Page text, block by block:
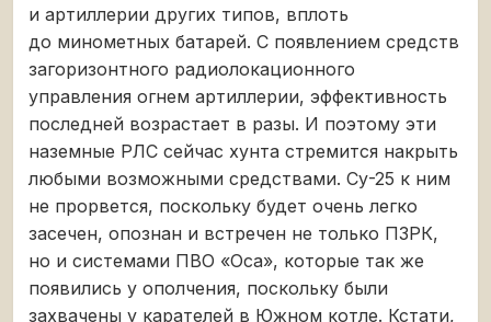
и артиллерии других типов, вплоть
до минометных батарей. С появлением средств
загоризонтного радиолокационного
управления огнем артиллерии, эффективность
последней возрастает в разы. И поэтому эти
наземные РЛС сейчас хунта стремится накрыть
любыми возможными средствами. Су-25 к ним
не прорвется, поскольку будет очень легко
засечен, опознан и встречен не только ПЗРК,
но и системами ПВО «Оса», которые так же
появились у ополчения, поскольку были
захвачены у карателей в Южном котле. Кстати,